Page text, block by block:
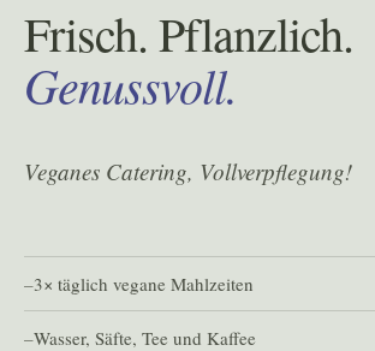
Frisch. Pflanzlich.
Genussvoll.
Veganes Catering, Vollverpflegung!
3× täglich vegane Mahlzeiten
Wasser, Säfte, Tee und Kaffee